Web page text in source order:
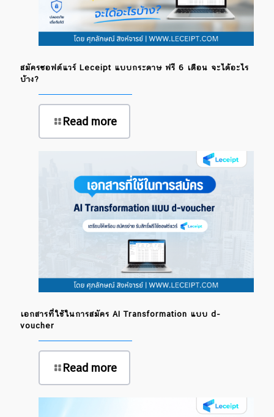
สมัครซอฟต์แวร์ Leceipt แบบกระดาษ ฟรี 6 เดือน จะได้อะไร
บ้าง?
Read more
เอกสารที่ใช้ในการสมัคร AI Transformation แบบ d-
voucher
Read more